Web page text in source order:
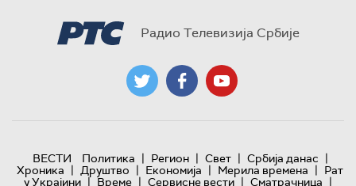
Радио Телевизија Србије
ВЕСТИ Политика | Регион | Свет | Србија данас |
Хроника | Друштво | Економија | Мерила времена | Рат
у Украјини | Време | Сервисне вести | Сматрачница |